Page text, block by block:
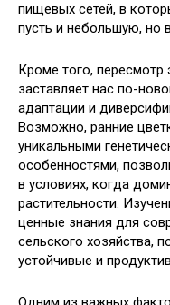
пищевых сетей, в
пусть и небольшую, но
Кроме того,
заставляет нас по-
адаптации и
Возможно, ранние
уникальными
особенностями,
в условиях, когда
растительности.
ценные знания для
сельского хозяйства,
устойчивые и